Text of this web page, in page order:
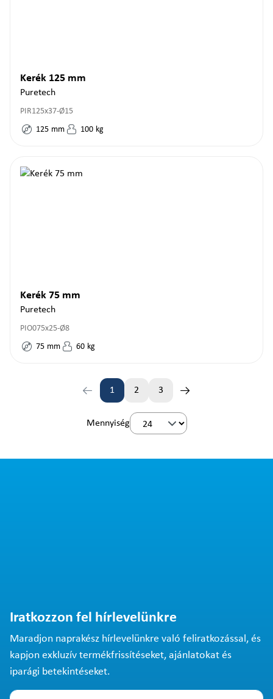
Kerék 125 mm
Puretech
PIR125x37-Ø15
125 mm 100 kg
Kerék 75 mm
Puretech
PIO075x25-Ø8
75 mm 60 kg
Oldal
1 2 3
Mennyiség
Iratkozzon fel hírlevelünkre
Maradjon naprakész hírlevelünkre való feliratkozással, és
kapjon exkluzív termékfrissítéseket, ajánlatokat és
iparági betekintéseket.